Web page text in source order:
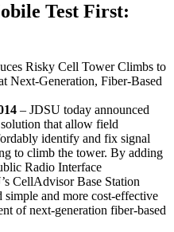
Test First:
Risky Cell Tower Climbs to
Next-Generation, Fiber-Based
– JDSU today announced
that allow field
identify and fix signal
to climb the tower. By adding
Radio Interface
CellAdvisor Base Station
simple and more cost-effective
of next-generation fiber-based